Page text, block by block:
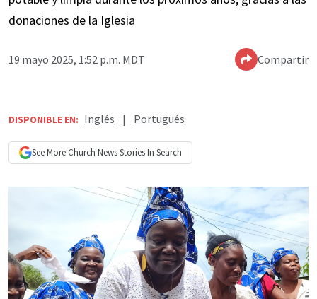
donaciones de la Iglesia
19 mayo 2025, 1:52 p.m. MDT Compartir
DISPONIBLE EN: Inglés | Portugués
See More Church NewsStories In Search